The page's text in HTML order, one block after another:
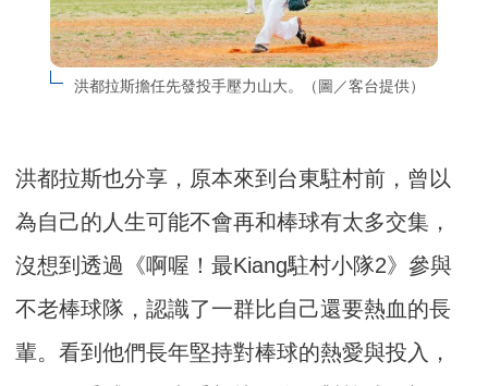
洪都拉斯擔任先發投手壓力山大。（圖／客台提供）
洪都拉斯也分享，原本來到台東駐村前，曾以
為自己的人生可能不會再和棒球有太多交集，
沒想到透過《啊喔！最Kiang駐村小隊2》參與
不老棒球隊，認識了一群比自己還要熱血的長
輩。看到他們長年堅持對棒球的熱愛與投入，